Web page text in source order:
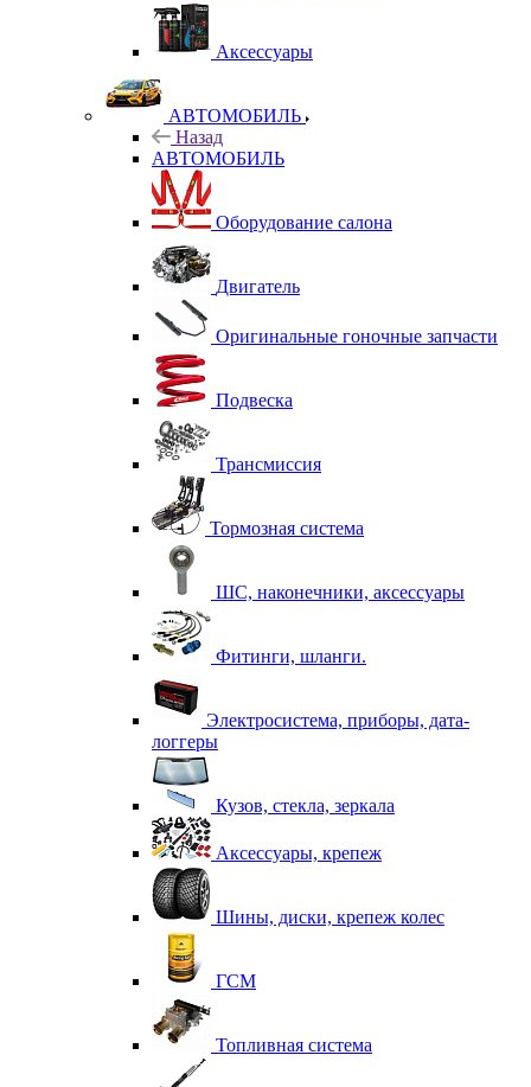
Аксессуары
АВТОМОБИЛЬ
Назад
АВТОМОБИЛЬ
Оборудование салона
Двигатель
Оригинальные гоночные запчасти
Подвеска
Трансмиссия
Тормозная система
ШС, наконечники, аксессуары
Фитинги, шланги.
Электросистема, приборы, дата-
логгеры
Кузов, стекла, зеркала
Аксессуары, крепеж
Шины, диски, крепеж колес
ГСМ
Топливная система